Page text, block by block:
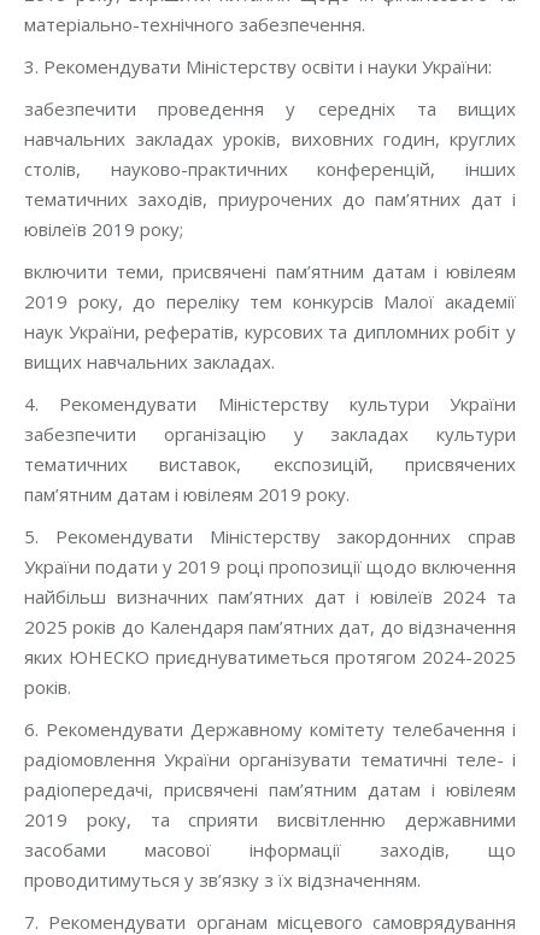
матеріально-технічного забезпечення.
3. Рекомендувати Міністерству освіти і науки України:
забезпечити проведення у середніх та вищих
навчальних закладах уроків, виховних годин, круглих
столів, науково-практичних конференцій, інших
тематичних заходів, приурочених до пам’ятних дат і
ювілеїв 2019 року;
включити теми, присвячені пам’ятним датам і ювілеям
2019 року, до переліку тем конкурсів Малої академії
наук України, рефератів, курсових та дипломних робіт у
вищих навчальних закладах.
4. Рекомендувати Міністерству культури України
забезпечити організацію у закладах культури
тематичних виставок, експозицій, присвячених
пам’ятним датам і ювілеям 2019 року.
5. Рекомендувати Міністерству закордонних справ
України подати у 2019 році пропозиції щодо включення
найбільш визначних пам’ятних дат і ювілеїв 2024 та
2025 років до Календаря пам’ятних дат, до відзначення
яких ЮНЕСКО приєднуватиметься протягом 2024-2025
років.
6. Рекомендувати Державному комітету телебачення і
радіомовлення України організувати тематичні теле- і
радіопередачі, присвячені пам’ятним датам і ювілеям
2019 року, та сприяти висвітленню державними
засобами масової інформації заходів, що
проводитимуться у зв’язку з їх відзначенням.
7. Рекомендувати органам місцевого самоврядування